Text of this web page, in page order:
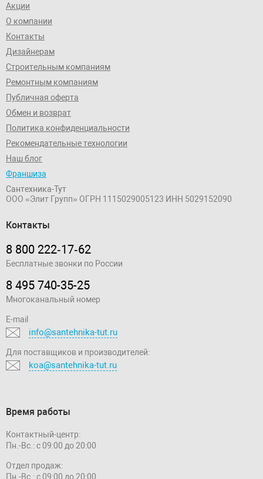
Акции
О компании
Контакты
Дизайнерам
Строительным компаниям
Ремонтным компаниям
Публичная оферта
Обмен и возврат
Политика конфиденциальности
Рекомендательные технологии
Наш блог
Франшиза
Сантехника-Тут
ООО «Элит Групп» ОГРН 1115029005123 ИНН 5029152090
Контакты
8 800 222‑17‑62
Бесплатные звонки по России
8 495 740-35-25
Многоканальный номер
E-mail
info@santehnika-tut.ru
Для поставщиков и производителей:
koa@santehnika-tut.ru
Время работы
Контактный-центр:
Пн.-Вс.: с 09:00 до 20:00
Отдел продаж:
Пн.-Вс.: с 09:00 до 20:00